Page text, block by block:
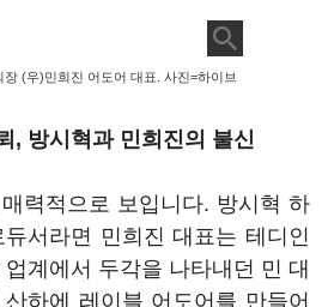
(우)민희진 어도어 대표. 사진=하이브
, 방시혁과 민희진의 불신
력적으로 보입니다. 방시혁 하
서라면 민희진 대표는 테디인
계에서 두각을 나타내던 민 대
하에 레이블 어도어를 만들어